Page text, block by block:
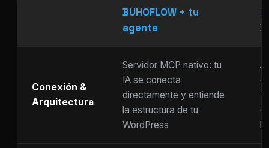
BUHOFLOW + tu
agente
Conexión &
Arquitectura
Servidor MCP nativo: tu
IA se conecta
directamente y entiende
la estructura de tu
WordPress